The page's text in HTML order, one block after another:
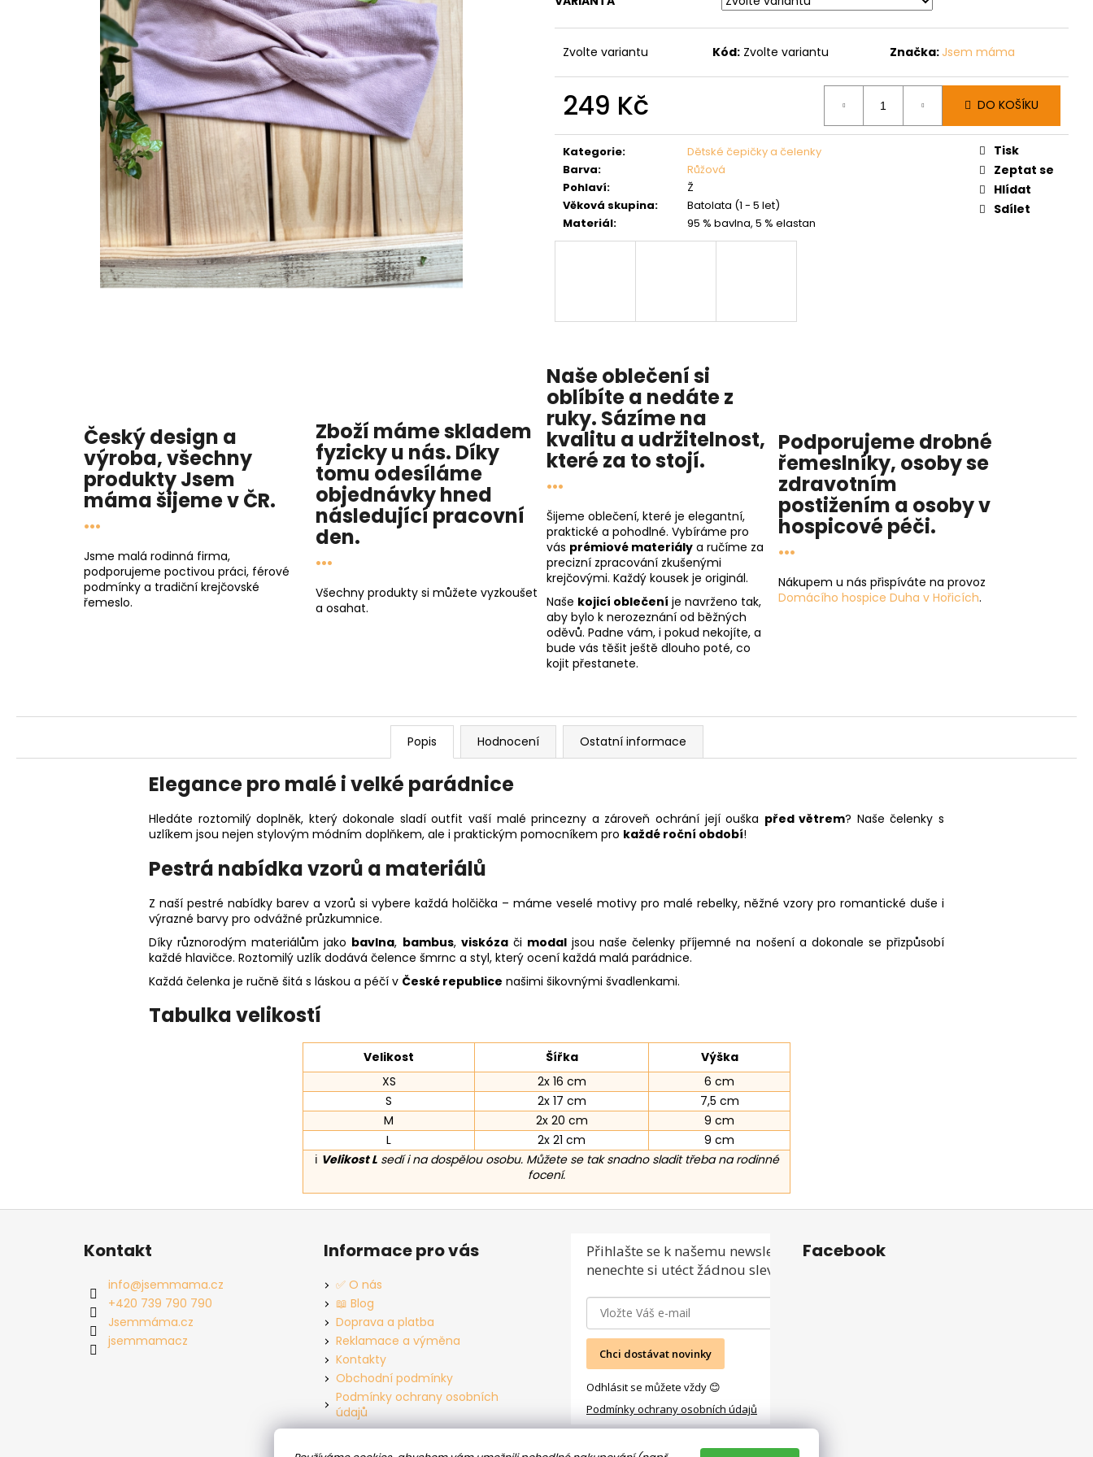
Zvolte variantu Kód: Zvolte variantu Značka: Jsem máma
249 Kč
cena:
DO KOŠÍKU
Kategorie:
Dětské čepičky a čelenky
Barva:
Růžová
Pohlaví:
Ž
Věková skupina:
Batolata (1 - 5 let)
Materiál: 95 % bavlna, 5 % elastan
Tisk
Zeptat se
Hlídat
Sdílet
Český design a
výroba, všechny
produktyJsem
mámašijeme v ČR.
...
Jsme malá rodinná firma,
podporujeme poctivou práci, férové
podmínky a tradiční krejčovské
řemeslo.
Zboží máme skladem
fyzicky u nás. Díky
tomu odesíláme
objednávky hned
následující pracovní
den.
...
Všechny produkty si můžete vyzkoušet
a osahat.
Naše oblečení si
oblíbíte a nedáte z
ruky. Sázíme na
kvalitu a udržitelnost,
které za to stojí.
...
Šijeme oblečení, které je elegantní,
praktické a pohodlné. Vybíráme pro
vás prémiové materiály a ručíme za
precizní zpracování zkušenými
krejčovými. Každý kousek je originál.
Naše kojicí oblečení je navrženo tak,
aby bylo k nerozeznání od běžných
oděvů. Padne vám, i pokud nekojíte, a
bude vás těšit ještě dlouho poté, co
kojit přestanete.
Podporujeme drobné
řemeslníky, osoby se
zdravotním
postižením a osoby v
hospicové péči.
...
Nákupem u nás přispíváte na provoz
Domácího hospice Duha v Hořicích.
Popis Hodnocení Ostatní informace
Elegance pro malé i velké parádnice
Hledáte roztomilý doplněk, který dokonale sladí outfit vaší malé princezny a zároveň ochrání její ouška před větrem? Naše čelenky s
uzlíkem jsou nejen stylovým módním doplňkem, ale i praktickým pomocníkem pro každé roční období!
Pestrá nabídka vzorů a materiálů
Z naší pestré nabídky barev a vzorů si vybere každá holčička – máme veselé motivy pro malé rebelky, něžné vzory pro romantické duše i
výrazné barvy pro odvážné průzkumnice.
Díky různorodým materiálům jako bavlna, bambus, viskózači modaljsou naše čelenky příjemné na nošení a dokonale se přizpůsobí
každé hlavičce. Roztomilý uzlík dodává čelence šmrnc a styl, který ocení každá malá parádnice.
Každá čelenka je ručně šitá s láskou a péčí v České republice našimi šikovnými švadlenkami.
Tabulka velikostí
Velikost Šířka
Výška
XS
2x 16 cm
6 cm
S
2x 17 cm
7,5 cm
M
2x 20 cm
9 cm
L
2x 21 cm
9 cm
ℹ️ Velikost Lsedí i na dospělou osobu. Můžete se tak snadno sladit třeba na rodinné
focení.
Kontakt
info@jsemmama.cz
+420 739 790 790
Jsemmáma.cz
jsemmamacz
Informace pro vás
✅ O nás
📖 Blog
Doprava a platba
Reklamace a výměna
Kontakty
Obchodní podmínky
Podmínky ochrany osobních
údajů
Přihlašte se k našemu newsletteru a
nenechte si utéct žádnou slevu ani akci!
Chci dostávat novinky
Odhlásit se můžete vždy 😊
Podmínky ochrany osobních údajů
Facebook